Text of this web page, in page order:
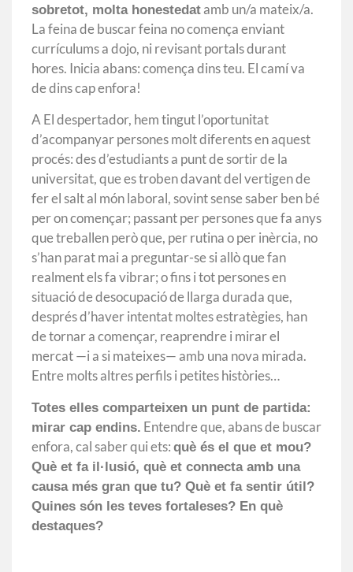
sobretot, molta honestedat amb un/a mateix/a.
La feina de buscar feina no comença enviant
currículums a dojo, ni revisant portals durant
hores. Inicia abans: comença dins teu. El camí va
de dins cap enfora!
A El despertador, hem tingut l’oportunitat
d’acompanyar persones molt diferents en aquest
procés: des d’estudiants a punt de sortir de la
universitat, que es troben davant del vertigen de
fer el salt al món laboral, sovint sense saber ben bé
per on començar; passant per persones que fa anys
que treballen però que, per rutina o per inèrcia, no
s’han parat mai a preguntar-se si allò que fan
realment els fa vibrar; o fins i tot persones en
situació de desocupació de llarga durada que,
després d’haver intentat moltes estratègies, han
de tornar a començar, reaprendre i mirar el
mercat —i a si mateixes— amb una nova mirada.
Entre molts altres perfils i petites històries…
Totes elles comparteixen un punt de partida:
mirar cap endins. Entendre que, abans de buscar
enfora, cal saber qui ets: què és el que et mou?
Què et fa il·lusió, què et connecta amb una
causa més gran que tu? Què et fa sentir útil?
Quines són les teves fortaleses? En què
destaques?